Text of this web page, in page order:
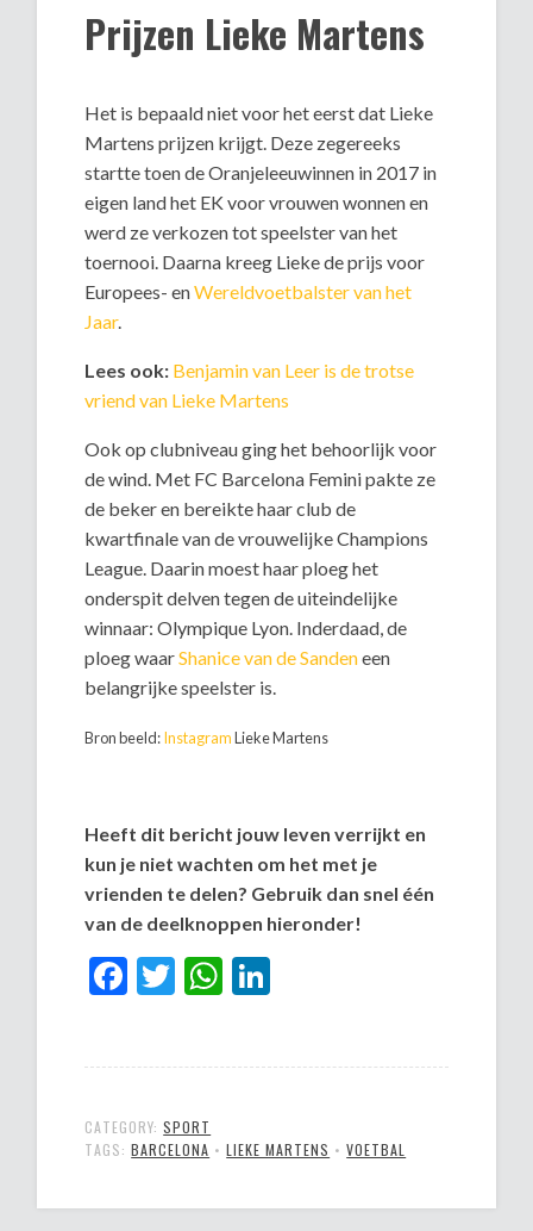
Prijzen Lieke Martens
Het is bepaald niet voor het eerst dat Lieke
Martens prijzen krijgt. Deze zegereeks
startte toen de Oranjeleeuwinnen in 2017 in
eigen land het EK voor vrouwen wonnen en
werd ze verkozen tot speelster van het
toernooi. Daarna kreeg Lieke de prijs voor
Europees- enWereldvoetbalster van het
Jaar.
Lees ook: Benjamin van Leer is de trotse
vriend van Lieke Martens
Ook op clubniveau ging het behoorlijk voor
de wind. Met FC Barcelona Femini pakte ze
de beker en bereikte haar club de
kwartfinale van de vrouwelijke Champions
League. Daarin moest haar ploeg het
onderspit delven tegen de uiteindelijke
winnaar: Olympique Lyon. Inderdaad, de
ploeg waarShanice van de Sandeneen
belangrijke speelster is.
Bron beeld:InstagramLieke Martens
Heeft dit bericht jouw leven verrijkt en
kun je niet wachten om het met je
vrienden te delen? Gebruik dan snel één
van de deelknoppen hieronder!
Facebook
TwitterWhatsApp
CATEGORY:SPORT
TAGS:BARCELONA •LIEKE MARTENS •VOETBAL